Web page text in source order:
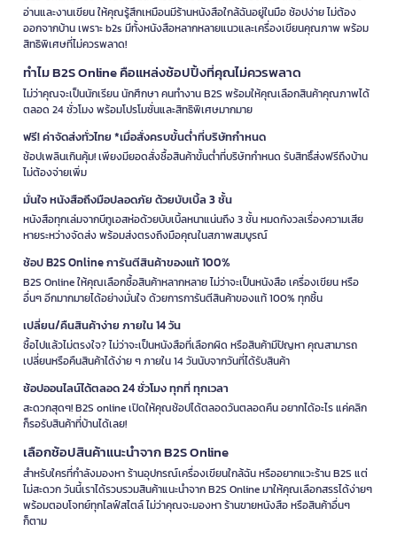
อ่านและงานเขียน ให้คุณรู้สึกเหมือนมีร้านหนังสือใกล้ฉันอยู่ในมือ ช้อปง่าย ไม่ต้อง
ออกจากบ้าน เพราะ b2s มีทั้งหนังสือหลากหลายแนวและเครื่องเขียนคุณภาพ พร้อม
สิทธิพิเศษที่ไม่ควรพลาด!
ทำไม B2S Online คือแหล่งช้อปปิ้งที่คุณไม่ควรพลาด
ไม่ว่าคุณจะเป็นนักเรียน นักศึกษา คนทำงาน B2S พร้อมให้คุณเลือกสินค้าคุณภาพได้
ตลอด 24 ชั่วโมง พร้อมโปรโมชั่นและสิทธิพิเศษมากมาย
ฟรี! ค่าจัดส่งทั่วไทย *เมื่อสั่งครบขั้นต่ำที่บริษัทกำหนด
ช้อปเพลินเกินคุ้ม! เพียงมียอดสั่งซื้อสินค้าขั้นต่ำที่บริษัทกำหนด รับสิทธิ์ส่งฟรีถึงบ้าน
ไม่ต้องจ่ายเพิ่ม
มั่นใจ หนังสือถึงมือปลอดภัย ด้วยบับเบิ้ล 3 ชั้น
หนังสือทุกเล่มจากบีทูเอสห่อด้วยบับเบิ้ลหนาแน่นถึง 3 ชั้น หมดกังวลเรื่องความเสีย
หายระหว่างจัดส่ง พร้อมส่งตรงถึงมือคุณในสภาพสมบูรณ์
ช้อป B2S Online การันตีสินค้าของแท้ 100%
B2S Online ให้คุณเลือกซื้อสินค้าหลากหลาย ไม่ว่าจะเป็นหนังสือ เครื่องเขียน หรือ
อื่นๆ อีกมากมายได้อย่างมั่นใจ ด้วยการการันตีสินค้าของแท้ 100% ทุกชิ้น
เปลี่ยน/คืนสินค้าง่าย ภายใน 14 วัน
ซื้อไปแล้วไม่ตรงใจ? ไม่ว่าจะเป็นหนังสือที่เลือกผิด หรือสินค้ามีปัญหา คุณสามารถ
เปลี่ยนหรือคืนสินค้าได้ง่าย ๆ ภายใน 14 วันนับจากวันที่ได้รับสินค้า
ช้อปออนไลน์ได้ตลอด 24 ชั่วโมง ทุกที่ ทุกเวลา
สะดวกสุดๆ! B2S online เปิดให้คุณช้อปได้ตลอดวันตลอดคืน อยากได้อะไร แค่คลิก
ก็รอรับสินค้าที่บ้านได้เลย!
เลือกช้อปสินค้าแนะนำจาก B2S Online
สำหรับใครที่กำลังมองหา ร้านอุปกรณ์เครื่องเขียนใกล้ฉัน หรืออยากแวะร้าน B2S แต่
ไม่สะดวก วันนี้เราได้รวบรวมสินค้าแนะนำจาก B2S Online มาให้คุณเลือกสรรได้ง่ายๆ
พร้อมตอบโจทย์ทุกไลฟ์สไตล์ ไม่ว่าคุณจะมองหา ร้านขายหนังสือ หรือสินค้าอื่นๆ
ก็ตาม